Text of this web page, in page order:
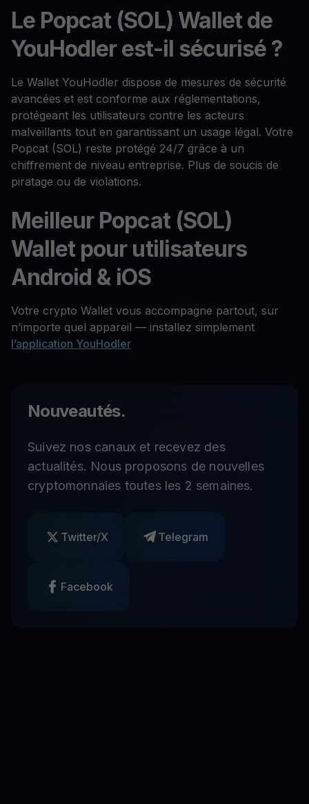
Le Popcat (SOL) Wallet de
YouHodler est-il sécurisé ?
Le Wallet YouHodler dispose de mesures de sécurité
avancées et est conforme aux réglementations,
protégeant les utilisateurs contre les acteurs
malveillants tout en garantissant un usage légal. Votre
Popcat (SOL) reste protégé 24/7 grâce à un
chiffrement de niveau entreprise. Plus de soucis de
piratage ou de violations.
Meilleur Popcat (SOL)
Wallet pour utilisateurs
Android & iOS
Votre crypto Wallet vous accompagne partout, sur
n’importe quel appareil — installez simplement
l’application YouHodler
Nouveautés.
Suivez nos canaux et recevez des
actualités. Nous proposons de nouvelles
cryptomonnaies toutes les 2 semaines.
Twitter/X Telegram
Facebook